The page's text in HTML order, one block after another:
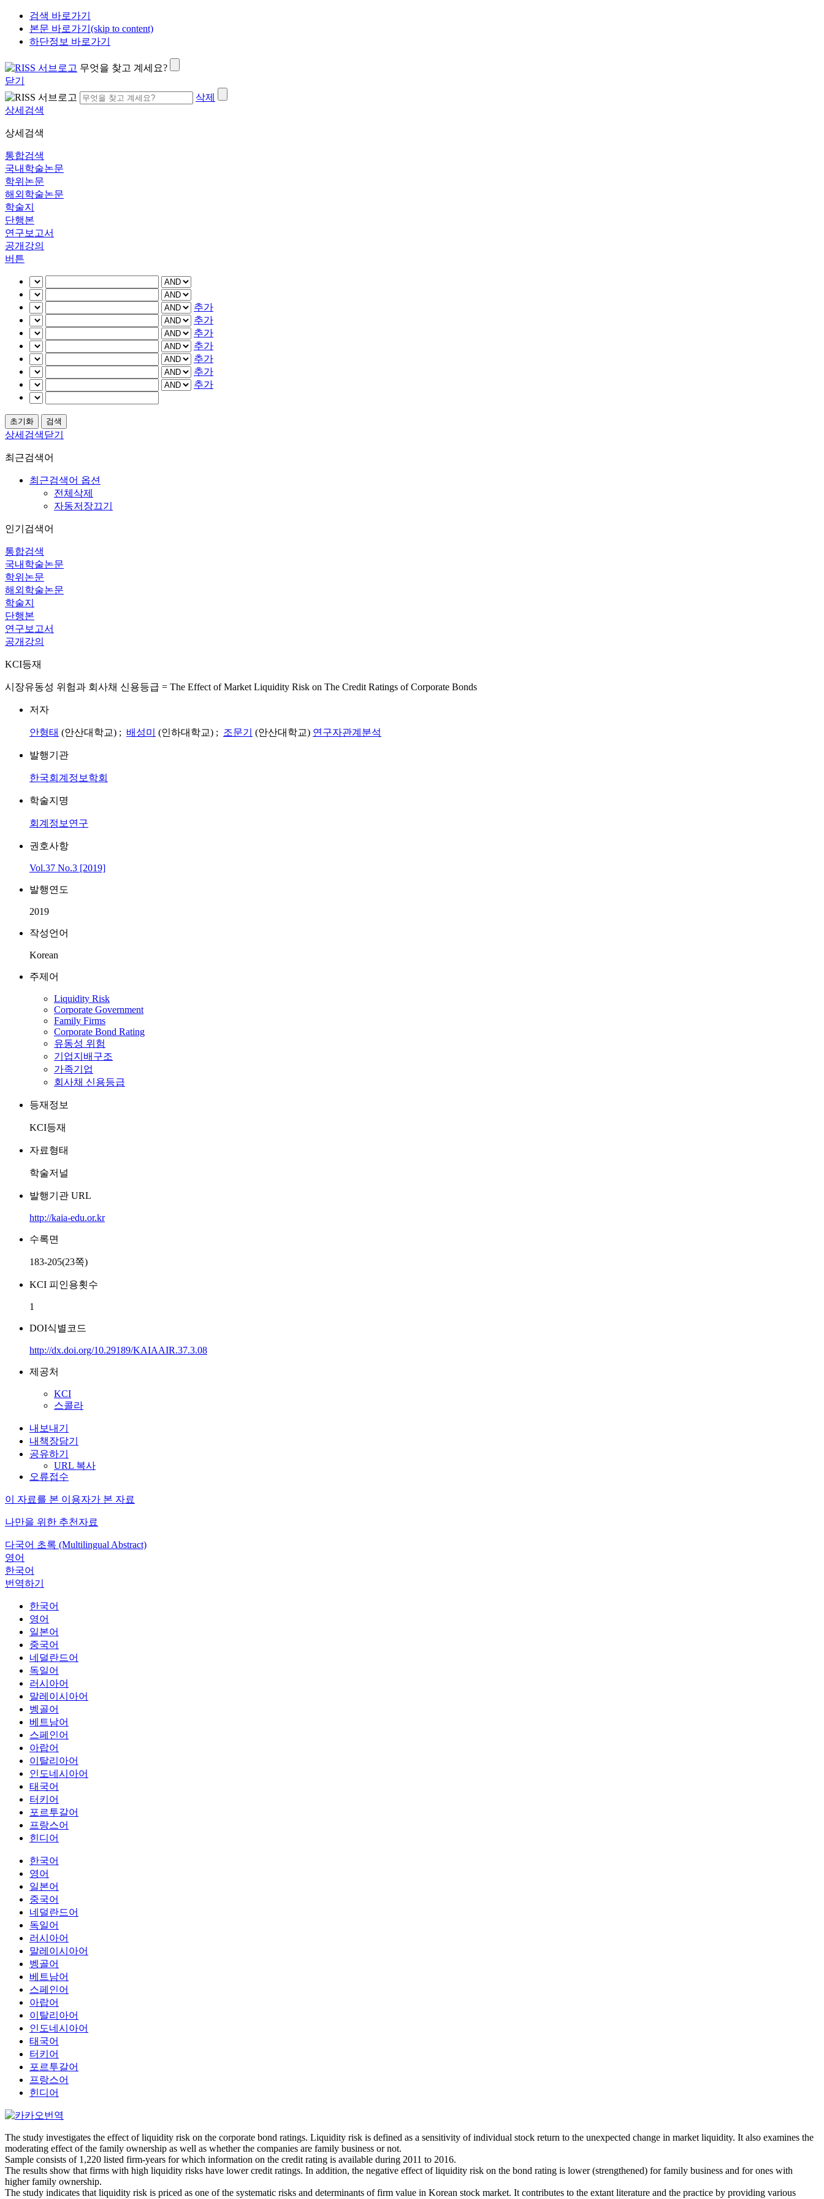
검색 바로가기
본문 바로가기(skip to content)
하단정보 바로가기
무엇을 찾고 계세요?
닫기
삭제
상세검색
상세검색
통합검색
국내학술논문
학위논문
해외학술논문
학술지
단행본
연구보고서
공개강의
버튼
추가
추가
추가
추가
추가
추가
추가
상세검색닫기
최근검색어
최근검색어 옵션
전체삭제
자동저장끄기
인기검색어
통합검색
국내학술논문
학위논문
해외학술논문
학술지
단행본
연구보고서
공개강의
KCI등재
시장유동성 위험과 회사채 신용등급 = The Effect of Market Liquidity Risk on The Credit Ratings of Corporate Bonds
저자
안형태 (안산대학교) ; 배성미 (인하대학교) ; 조문기 (안산대학교) 연구자관계분석
발행기관
한국회계정보학회
학술지명
회계정보연구
권호사항
Vol.37 No.3 [2019]
발행연도
2019
작성언어
Korean
주제어
Liquidity Risk
Corporate Government
Family Firms
Corporate Bond Rating
유동성 위험
기업지배구조
가족기업
회사채 신용등급
등재정보
KCI등재
자료형태
학술저널
발행기관 URL
http://kaia-edu.or.kr
수록면
183-205(23쪽)
KCI 피인용횟수
1
DOI식별코드
http://dx.doi.org/10.29189/KAIAAIR.37.3.08
제공처
KCI
스콜라
내보내기
내책장담기
공유하기
URL 복사
오류접수
이 자료를 본 이용자가 본 자료
나만을 위한 추천자료
다국어 초록 (Multilingual Abstract)
영어
한국어
번역하기
한국어
영어
일본어
중국어
네덜란드어
독일어
러시아어
말레이시아어
벵골어
베트남어
스페인어
아랍어
이탈리아어
인도네시아어
태국어
터키어
포르투갈어
프랑스어
힌디어
한국어
영어
일본어
중국어
네덜란드어
독일어
러시아어
말레이시아어
벵골어
베트남어
스페인어
아랍어
이탈리아어
인도네시아어
태국어
터키어
포르투갈어
프랑스어
힌디어
The study investigates the effect of liquidity risk on the corporate bond ratings. Liquidity risk is defined as a sensitivity of individual stock return to the unexpected change in market liquidity. It also examines the
moderating effect of the family ownership as well as whether the companies are family business or not.
Sample consists of 1,220 listed firm-years for which information on the credit rating is available during 2011 to 2016.
The results show that firms with high liquidity risks have lower credit ratings. In addition, the negative effect of liquidity risk on the bond rating is lower (strengthened) for family business and for ones with
higher family ownership.
The study indicates that liquidity risk is priced as one of the systematic risks and determinants of firm value in Korean stock market. It contributes to the extant literature and the practice by providing various